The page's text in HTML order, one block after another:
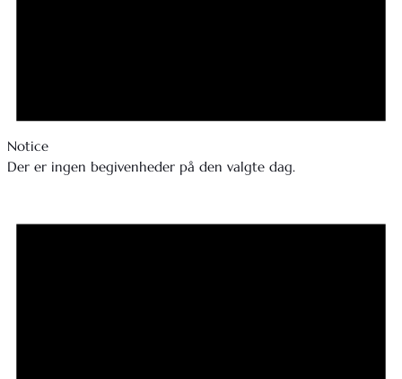
Notice
Der er ingen begivenheder på den valgte dag.